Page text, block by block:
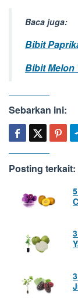
Baca juga:
Bibit
Bibit Melon
Sebarkan ini:
Posting terkait: